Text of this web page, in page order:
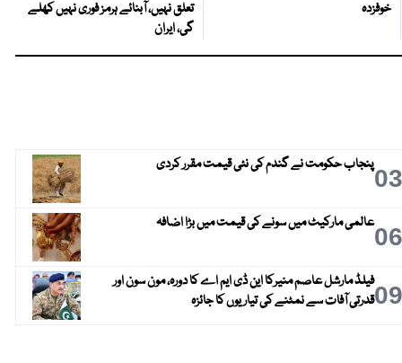
خوفزدہ
تعلق نہیں، آبنائے ہرمز فوری نہیں کھلے
گی، ایران
03پنجاب حکومت نے گندم کی نئی قیمت مقرر کردی
06عالمی مارکیٹ میں سونے کی قیمت میں بڑا اضافہ
09فیلڈ مارشل عاصم منیرکا این ڈی ایم اے کا دورہ، مون سون اور
قدرتی آفات سے نمٹنے کی تیاریوں کا جائزہ